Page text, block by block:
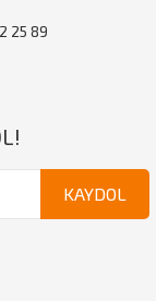
25 89
KAYDOL